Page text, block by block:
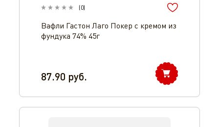
(0)
Вафли Гастон Лаго Покер с кремом из
фундука 74% 45г
87.90 руб.